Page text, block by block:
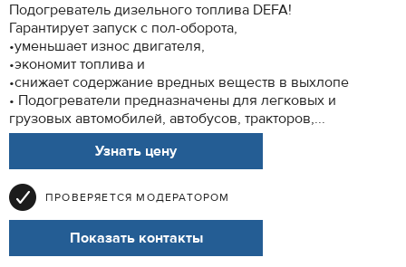
Подогреватель дизельного топлива DEFA!
Гарантирует запуск с пол-оборота,
•уменьшает износ двигателя,
•экономит топлива и
•снижает содержание вредных веществ в выхлопе
• Подогреватели предназначены для легковых и
грузовых автомобилей, автобусов, тракторов,...
Узнать цену
ПРОВЕРЯЕТСЯ МОДЕРАТОРОМ
Показать контакты